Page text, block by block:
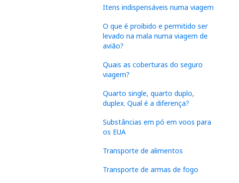
Itens indispensáveis numa viagem
O que é proibido e permitido ser
levado na mala numa viagem de
avião?
Quais as coberturas do seguro
viagem?
Quarto single, quarto duplo,
duplex. Qual é a diferença?
Substâncias em pó em voos para
os EUA
Transporte de alimentos
Transporte de armas de fogo